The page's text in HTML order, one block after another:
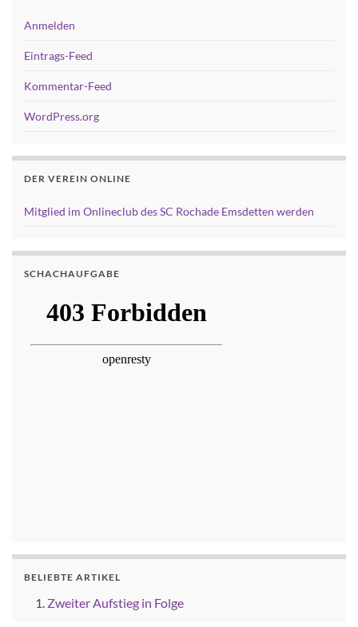
Anmelden
Eintrags-Feed
Kommentar-Feed
WordPress.org
DER VEREIN ONLINE
Mitglied im Onlineclub des SC Rochade Emsdetten werden
SCHACHAUFGABE
BELIEBTE ARTIKEL
Zweiter Aufstieg in Folge